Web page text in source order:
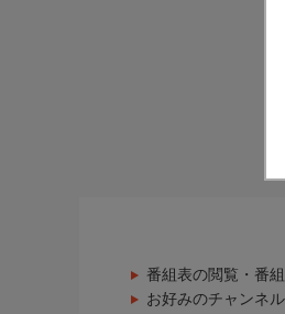
番組表の閲覧・番
お好みのチャンネ